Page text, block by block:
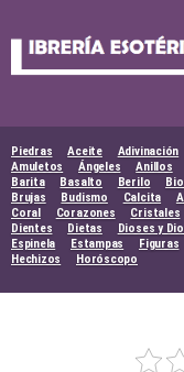
Piedras Aceite Adivinación
Amuletos
Ángeles Anillos
Barita
Basalto Berilo
Brujas
Budismo Calcita
Coral
Corazones Cristales
Dientes
Dietas Dioses y
Espinela
Estampas Figuras
Hechizos
Horóscopo